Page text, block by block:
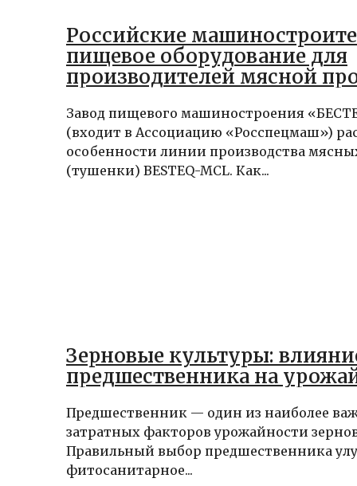
Российские
пищевое оборудование для
производителей мясной
Завод пищевого машиностроения
(входит в Ассоциацию «Росспецмаш»)
особенности линии производства
(тушенки) BESTEQ-MCL. Как...
Зерновые культуры:
предшественника на
Предшественник — один из наиболее
затратных факторов урожайности
Правильный выбор предшественника
фитосанитарное...